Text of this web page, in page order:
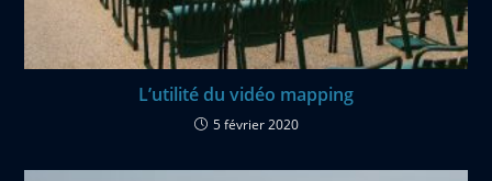
L’utilité du vidéo mapping
5 février 2020